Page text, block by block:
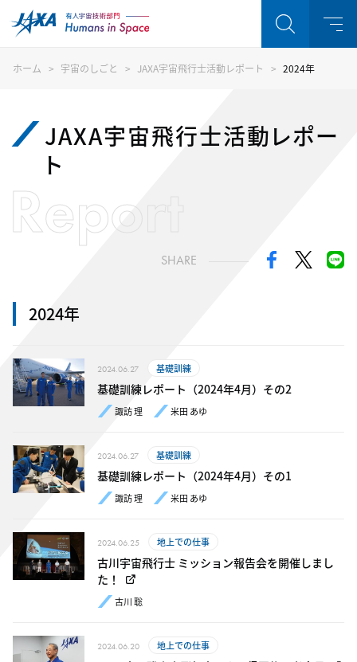
ホーム 宇宙のしごと JAXA宇宙飛行士活動レポート 2024年
JAXA宇宙飛行士活動レポー
ト
Report
SHARE
2024年
2024.06.27 基礎訓練
基礎訓練レポート（2024年4月）その2
諏訪 理 米田 あゆ
2024.06.27 基礎訓練
基礎訓練レポート（2024年4月）その1
諏訪 理 米田 あゆ
2024.06.25 地上での仕事
古川宇宙飛行士 ミッション報告会を開催しまし
た！
古川 聡
2024.06.20 地上での仕事